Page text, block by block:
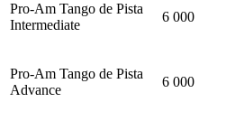
Pro-Am Tango de Pista
Intermediate
6 000
Pro-Am Tango de Pista
Advance
6 000